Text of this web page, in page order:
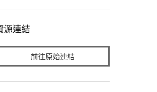
源連結
前往原始連結